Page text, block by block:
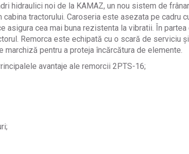
hidraulici noi de la KAMAZ, un nou sistem de
tractorului. Caroseria este asezata pe cadru
cea mai buna rezistenta la vibratii. În
Remorca este echipată cu o scară de serviciu
marchiză pentru a proteja încărcătura de elemente.
avantaje ale remorcii 2PTS-16;